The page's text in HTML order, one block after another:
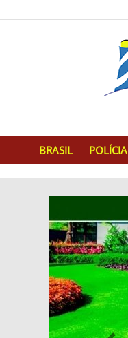
BRASIL POLÍCIA